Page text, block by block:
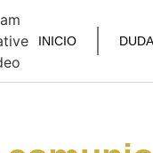
INICIO